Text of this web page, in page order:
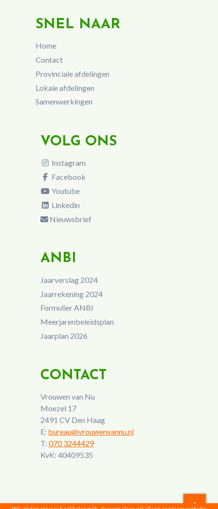
SNEL NAAR
Home
Contact
Provinciale afdelingen
Lokale afdelingen
Samenwerkingen
VOLG ONS
Instagram
Facebook
Youtube
Linkedin
Nieuwsbrief
ANBI
Jaarverslag 2024
Jaarrekening 2024
Formulier ANBI
Meerjarenbeleidsplan
Jaarplan 2026
CONTACT
Vrouwen van Nu
Moezel 17
2491 CV Den Haag
E: bureau@vrouwenvannu.nl
T: 070 3244429
KvK: 40409535